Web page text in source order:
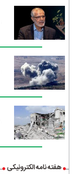
هفته نامه الکترونیکی